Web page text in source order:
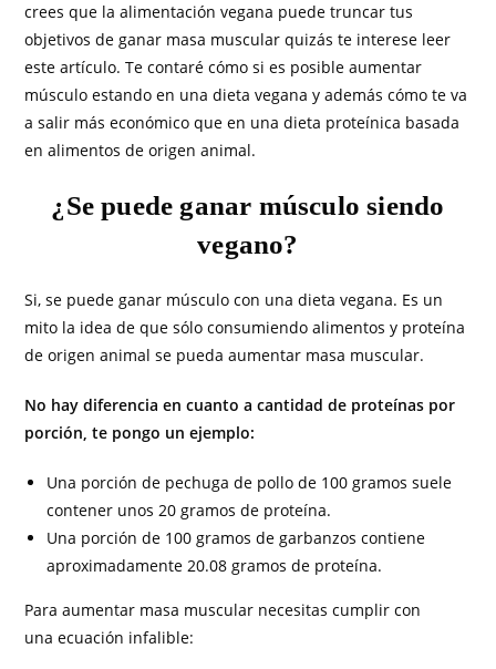
crees que la alimentación vegana puede truncar tus
objetivos de ganar masa muscular quizás te interese leer
este artículo. Te contaré cómo si es posible aumentar
músculo estando en una dieta vegana y además cómo te va
a salir más económico que en una dieta proteínica basada
en alimentos de origen animal.
¿Se puede ganar músculo siendo
vegano?
Si, se puede ganar músculo con una dieta vegana. Es un
mito la idea de que sólo consumiendo alimentos y proteína
de origen animal se pueda aumentar masa muscular.
No hay diferencia en cuanto a cantidad de proteínas por
porción, te pongo un ejemplo:
Una porción de pechuga de pollo de 100 gramos suele
contener unos 20 gramos de proteína.
Una porción de 100 gramos de garbanzos contiene
aproximadamente 20.08 gramos de proteína.
Para aumentar masa muscular necesitas cumplir con
una ecuación infalible: